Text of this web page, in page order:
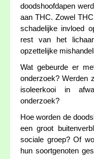
doodshoofdapen
aan THC. Zowel
schadelijke invloed
rest van het
opzettelijke
Wat gebeurde er
onderzoek? Werden
isoleerkooi in
onderzoek?
Hoe worden de
een groot
sociale groep? Of
hun soortgenoten